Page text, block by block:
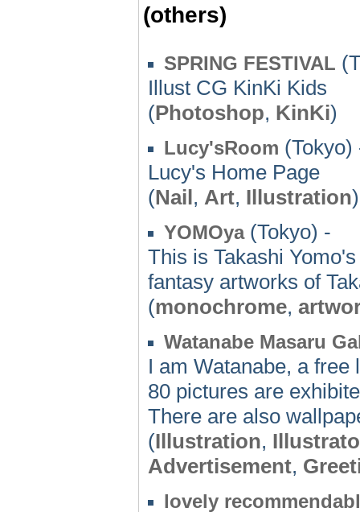
(others)
SPRING FESTIVAL
Illust CG KinKi Kids
(Photoshop, KinKi)
Lucy'sRoom (Tokyo)
Lucy's Home Page
(Nail, Art, Illustration)
YOMOya(Tokyo) -
This is Takashi
fantasy artworks of
(monochrome,
Watanabe Masaru
I am Watanabe, a free
80 pictures are
There are also
(Illustration,
Advertisement,
lovely